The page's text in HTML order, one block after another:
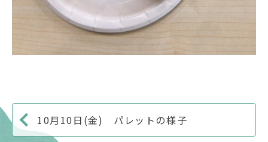
10月10日(金) パレットの様子